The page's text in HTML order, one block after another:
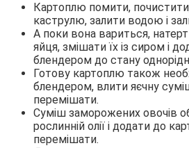
Картоплю помити,
каструлю, залити водою і
А поки вона вариться,
яйця, змішати їх із сиром і
блендером до стану
Готову картоплю також
блендером, влити яєчну
перемішати.
Суміш заморожених овочів
рослинній олії і додати до
перемішати.